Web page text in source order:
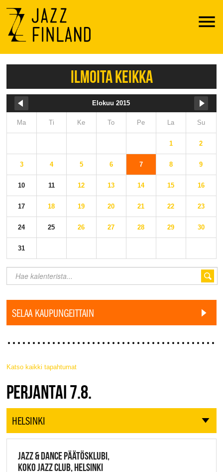
Menu
ILMOITA KEIKKA
Elokuu 2015
Ma Ti Ke To Pe La Su
1 2
3 4 5 6 7 8 9
10 11 12 13 14 15 16
17 18 19 20 21 22 23
24 25 26 27 28 29 30
31
SELAA KAUPUNGEITTAIN
Katso kaikki tapahtumat
JAZZ FINLAND LIVE
PERJANTAI 7.8.
HELSINKI
JAZZ & DANCE PÄÄTÖSKLUBI,
KOKO JAZZ CLUB, HELSINKI